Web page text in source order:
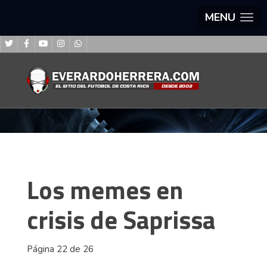
MENU
Los memes en
crisis de Saprissa
Página 22 de 26